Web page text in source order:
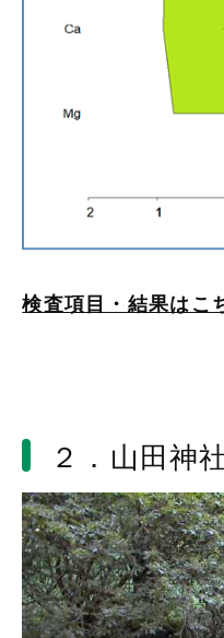
検査項目・結果はこ
２．山田神